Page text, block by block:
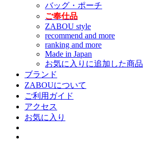
バッグ・ポーチ
ご奉仕品
ZABOU style
recommend and more
ranking and more
Made in Japan
お気に入りに追加した商品
ブランド
ZABOUについて
ご利用ガイド
アクセス
お気に入り